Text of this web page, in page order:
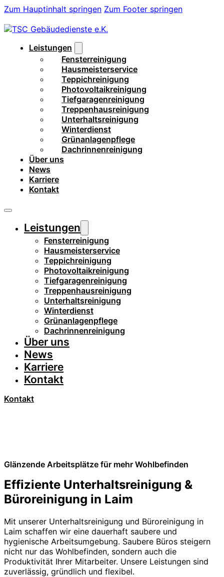
Zum Hauptinhalt springen Zum Footer springen
Leistungen
Fensterreinigung
Hausmeisterservice
Teppichreinigung
Photovoltaikreinigung
Tiefgaragenreinigung
Treppenhausreinigung
Unterhaltsreinigung
Winterdienst
Grünanlagenpflege
Dachrinnenreinigung
Über uns
News
Karriere
Kontakt
Leistungen
Fensterreinigung
Hausmeisterservice
Teppichreinigung
Photovoltaikreinigung
Tiefgaragenreinigung
Treppenhausreinigung
Unterhaltsreinigung
Winterdienst
Grünanlagenpflege
Dachrinnenreinigung
Über uns
News
Karriere
Kontakt
Kontakt
Glänzende Arbeitsplätze für mehr Wohlbefinden
Effiziente Unterhaltsreinigung &
Büroreinigung in Laim
Mit unserer Unterhaltsreinigung und Büroreinigung in
Laim schaffen wir eine dauerhaft saubere und
hygienische Arbeitsumgebung. Saubere Büros steigern
nicht nur das Wohlbefinden, sondern auch die
Produktivität Ihrer Mitarbeiter. Unsere Leistungen sind
zuverlässig, gründlich und flexibel.